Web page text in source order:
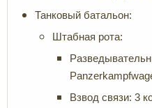
Танковый батальон:
Штабная рота:
Взвод связи: 3